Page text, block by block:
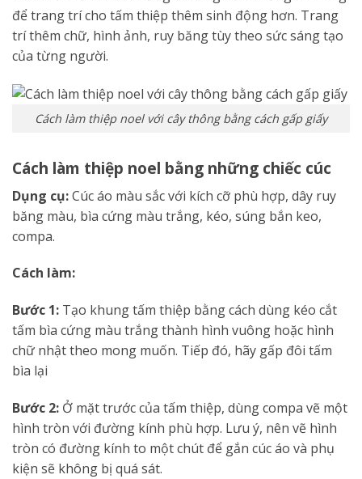
để trang trí cho tấm thiệp thêm sinh động hơn. Trang
trí thêm chữ, hình ảnh, ruy băng tùy theo sức sáng tạo
của từng người.
Cách làm thiệp noel với cây thông bằng cách gấp giấy
Cách làm thiệp noel bằng những chiếc cúc
Dụng cụ:Cúc áo màu sắc với kích cỡ phù hợp, dây ruy
băng màu, bìa cứng màu trắng, kéo, súng bắn keo,
compa.
Cách làm:
Bước 1: Tạo khung tấm thiệp bằng cách dùng kéo cắt
tấm bìa cứng màu trắng thành hình vuông hoặc hình
chữ nhật theo mong muốn. Tiếp đó, hãy gấp đôi tấm
bìa lại
Bước 2: Ở mặt trước của tấm thiệp, dùng compa vẽ một
hình tròn với đường kính phù hợp. Lưu ý, nên vẽ hình
tròn có đường kính to một chút để gắn cúc áo và phụ
kiện sẽ không bị quá sát.